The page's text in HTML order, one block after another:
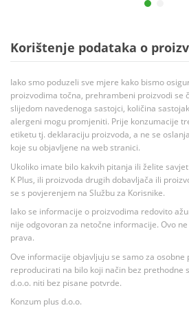
Korištenje podataka o
Iako smo poduzeli sve mjere kako bismo
proizvodima točna, prehrambeni proizvodi se
slijedom navedenoga sastojci, količina
alergeni mogu promjeniti. Prije konzumacije
etiketu tj. deklaraciju proizvoda, a ne se
koje su objavljene na web stranici.
Ukoliko imate bilo kakvih pitanja ili želite
K Plus, ili proizvoda drugih dobavljača ili
se s povjerenjem na Službu za Korisnike.
Iako se informacije o proizvodima redovito
nije odgovoran za netočne informacije. Ovo
prava.
Ove informacije objavljuju se samo za
reproducirati na bilo koji način bez prethodne
d.o.o. niti bez pisane potvrde.
Konzum plus d.o.o.